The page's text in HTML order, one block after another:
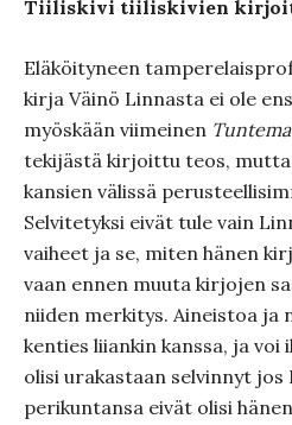
Tiiliskivi tiiliskivien
Eläköityneen
kirja Väinö Linnasta ei ole
myöskään viimeinen
tekijästä kirjoittu teos, mutta
kansien välissä
Selvitetyksi eivät tule vain
vaiheet ja se, miten hänen
vaan ennen muuta kirjojen
niiden merkitys. Aineistoa ja
kenties liiankin kanssa, ja
olisi urakastaan selvinnyt jos
perikuntansa eivät olisi